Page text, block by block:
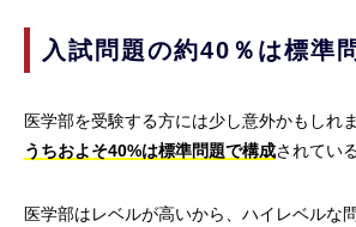
入試問題の約40％は標準
医学部を受験する方には少し意外かもしれ
うちおよそ40%は標準問題で構成されてい
医学部はレベルが高いから、ハイレベルな